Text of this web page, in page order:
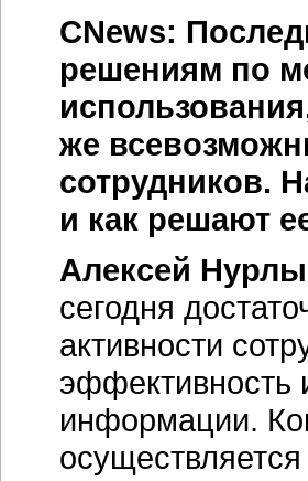
CNews:
решениям по
же
сотрудников.
и как решают
Алексей
сегодня
активности
эффективность
информации.